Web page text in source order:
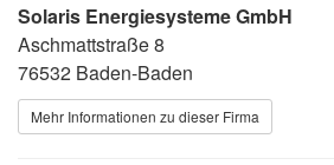
Solaris Energiesysteme GmbH
Aschmattstraße 8
76532 Baden-Baden
Mehr Informationen zu dieser Firma